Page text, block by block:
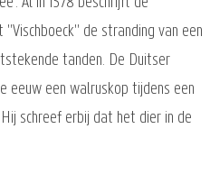
"Vischboeck" de stranding van een
tanden. De Duitser
eeuw een walruskop tijdens een
schreef erbij dat het dier in de